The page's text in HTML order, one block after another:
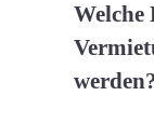
Welche